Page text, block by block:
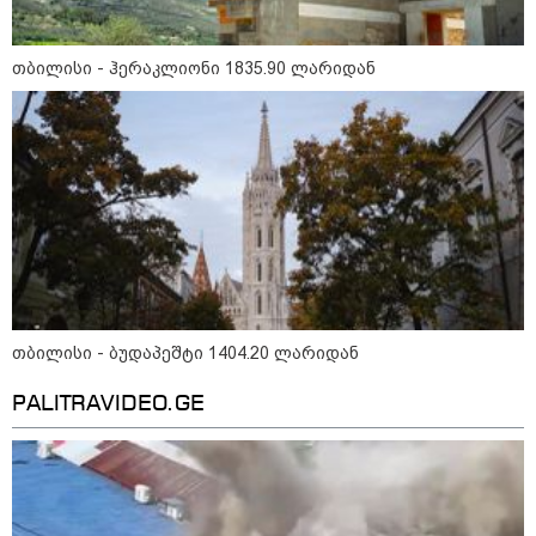
დღევანდელი "პოსტაობა"
საკუთარ თავთან
შეგარცხვენთ... თქვენი
შეცდომა არის დანაშაულის
ტოლფასი" - ეკა კუპატაძე ნანუკა
ჟორჟოლიანს
09:33 / 05-08-2026
"მამის მიერ ცოტნესთვის
დატოვებულ სახლში
თვითნებურად ცხოვრობს
ადამიანი, რომელიც ზვიადის
ანდერძში ერთი სიტყვითაც კი
არ არის მოხსენიებული" - ანა
ჯაბაური
09:32 / 05-08-2026
გაატარეს, მათ სიცოცხლე
გოგონა გადაარჩინა
12:20 / 04-08-2026
"როცა კანონიკიდან
თბილისი - ჰერაკლიონი 1835.90 ლარიდან
თბილისი - ბუდაპეშტი 1404.20 ლარიდან
PALITRAVIDEO.GE